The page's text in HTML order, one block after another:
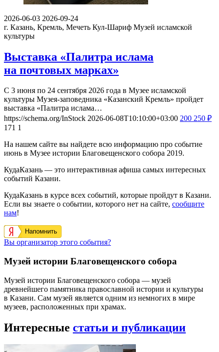
2026-06-03 2026-09-24
г. Казань, Кремль, Мечеть Кул-Шариф Музей исламской
культуры
Выставка «Палитра ислама
на почтовых марках»
С 3 июня по 24 сентября 2026 года в Музее исламской
культуры Музея-заповедника «Казанский Кремль» пройдет
выставка «Палитра ислама…
https://schema.org/InStock 2026-06-08T10:10:00+03:00 200 250 ₽
171 1
На нашем сайте вы найдете всю информацию про событие
июнь в Музее истории Благовещенского собора 2019.
КудаКазань — это интерактивная афиша самых интересных
событий Казани.
КудаКазань в курсе всех событий, которые пройдут в Казани.
Если вы знаете о событии, которого нет на сайте, сообщите
нам!
Напомнить
Вы организатор этого события?
Музей истории Благовещенского собора
Музей истории Благовещенского собора — музей
древнейшего памятника православной истории и культуры
в Казани. Сам музей является одним из немногих в мире
музеев, расположенных при храмах.
Интересные статьи и публикации